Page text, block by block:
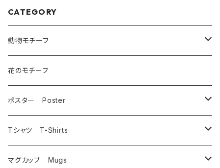
CATEGORY
動物モチーフ
猫
犬
うさぎ
鳥
花のモチーフ
ポスター Poster
相浦 裕
いけのよしこ
Tシャツ T-Shirts
フルグラフィック昇華転写
マグカップ Mugs